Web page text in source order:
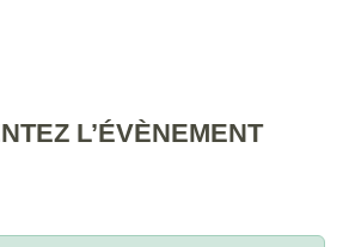
L’ÉVÈNEMENT